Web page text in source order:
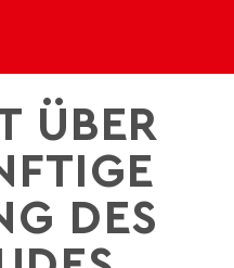
ÜBER
DES